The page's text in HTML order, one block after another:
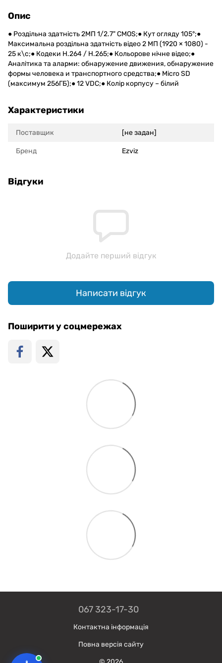
Опис
● Роздільна здатність 2МП 1/2.7" CMOS;● Кут огляду 105°;●
Максимальна роздільна здатність відео 2 МП (1920 × 1080) -
25 к\с;● Кодеки H.264 / H.265;● Кольорове нічне відео;●
Аналітика та аларми: обнаружение движения, обнаружение
формы человека и транспортного средства;● Micro SD
(максимум 256ГБ);● 12 VDC;● Колір корпусу – білий
Характеристики
Поставщик [не задан]
Бренд Ezviz
Відгуки
Додайте перший відгук
Написати відгук
Поширити у соцмережах
067 323-17-30
Контактна інформація
Повна версія сайту